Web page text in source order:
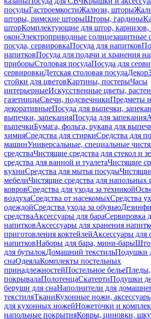
посудыГастроемкостиЖалюзи, шторы
шторы, римские шторыШторы, гардины
шторКомплектующие для штор,
оконЭлектроприводные солнцезащитные
посуда, сервировкаПосуда для напитков
напитковПосуда для подачи и хранения
приборыСтоловая посудаПосуда для
сервировкиДетская столовая посудаДекор
стойки для цветовКартины, постерыЧасы
интерьерныеИскусственные цветы,
газетницыСвечи, подсвечникиПредметы
декоративныеПосуда для выпечки,
выпечки, запеканияПосуда для запекания
выпечкиБумага, фольга, рукава для
химияСредства для стиркиСредства для
машинУниверсальные, специальные
средстваЧистящие средства для стекол и
средства для ванной и туалетаЧистящие
кухниСредства для мытья посуды
мебелиЧистящие средства для напольных
ковровСредства для ухода за техникой
воздухаСредства от насекомыхСредства
одеждойСредства ухода за обувью
средстваАксессуары для бараСервировка
напитковАксессуары для хранения
приготовления коктейлейАксессуары для
напитковНаборы для бара, мини-бары
для бутылокДомашний текстильПодушки
снаОдеялаКомплекты постельных
принадлежностейПостельное бельеПледы,
покрывалаПолотенцаСкатертиПодушки
беруши для снаНаполнители для
текстиляТканиКухонные ножи,
для кухонных ножейНожеточки и
напольные покрытияКовры, циновки,